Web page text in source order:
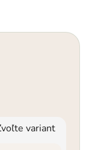
variant